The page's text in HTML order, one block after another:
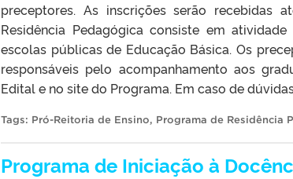
preceptores. As inscrições serão recebidas
Residência Pedagógica consiste em
escolas públicas de Educação Básica. Os
responsáveis pelo acompanhamento aos
Edital e no site do Programa. Em caso de
Tags: Pró-Reitoria de Ensino, Programa de Residência
Programa de Iniciação à